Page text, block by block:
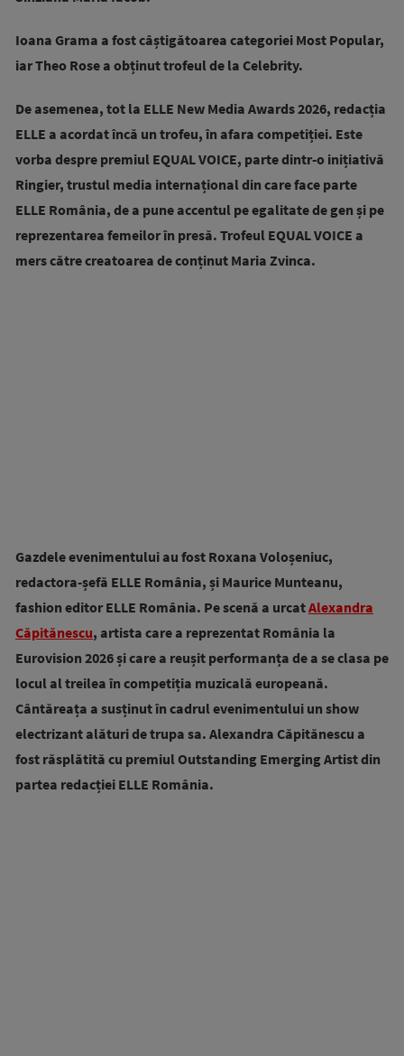
Ioana Grama a fost câștigătoarea categoriei Most Popular,
iar Theo Rose a obținut trofeul de la Celebrity.
De asemenea, tot la ELLE New Media Awards 2026, redacția
ELLE a acordat încă un trofeu, în afara competiției. Este
vorba despre premiul EQUAL VOICE, parte dintr-o inițiativă
Ringier, trustul media internațional din care face parte
ELLE România, de a pune accentul pe egalitate de gen și pe
reprezentarea femeilor în presă. Trofeul EQUAL VOICE a
mers către creatoarea de conținut Maria Zvinca.
Gazdele evenimentului au fost Roxana Voloșeniuc,
redactora-șefă ELLE România, și Maurice Munteanu,
fashion editor ELLE România. Pe scenă a urcatAlexandra
Căpitănescu, artista care a reprezentat România la
Eurovision 2026 și care a reușit performanța de a se clasa pe
locul al treilea în competiția muzicală europeană.
Cântăreața a susținut în cadrul evenimentului un show
electrizant alături de trupa sa. Alexandra Căpitănescu a
fost răsplătită cu premiul Outstanding Emerging Artist din
partea redacției ELLE România.